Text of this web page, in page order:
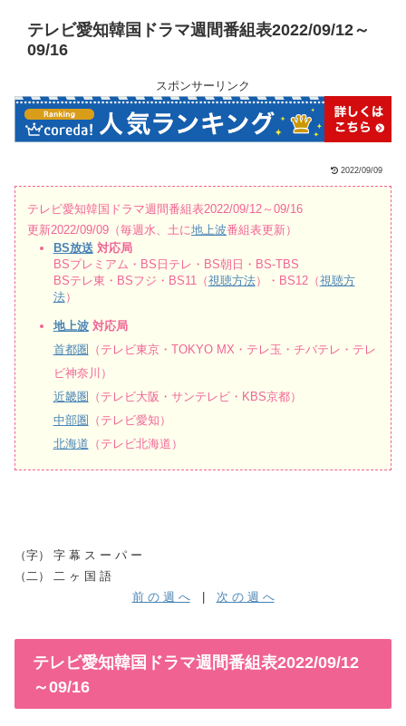
テレビ愛知韓国ドラマ週間番組表2022/09/12～
09/16
スポンサーリンク
2022/09/09
テレビ愛知韓国ドラマ週間番組表2022/09/12～09/16
更新2022/09/09（毎週水、土に地上波番組表更新）
BS放送 対応局
BSプレミアム・BS日テレ・BS朝日・BS-TBS
BSテレ東・BSフジ・BS11（視聴方法）・BS12（視聴方
法）
地上波対応局
首都圏 （テレビ東京・TOKYO MX・テレ玉・チバテレ・テレ
ビ神奈川）
近畿圏 （テレビ大阪・サンテレビ・KBS京都）
中部圏 （テレビ愛知）
北海道 （テレビ北海道）
（字） 字 幕 ス ー パ ー
（二） 二 ヶ 国 語
前 の 週 へ| 次 の 週 へ
テレビ愛知韓国ドラマ週間番組表2022/09/12
～09/16